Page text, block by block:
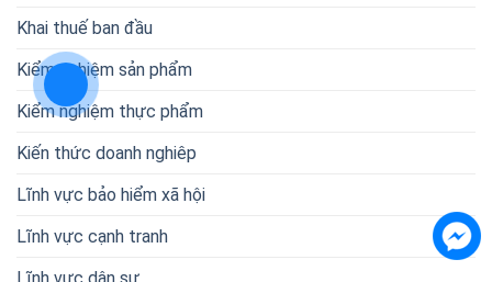
Khai thuế ban đầu
Kiểm nghiệm sản phẩm
Kiểm nghiệm thực phẩm
Kiến thức doanh nghiêp
Lĩnh vực bảo hiểm xã hội
Lĩnh vực cạnh tranh